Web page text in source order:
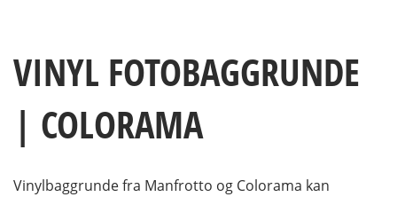
VINYL FOTOBAGGRUNDE
| COLORAMA
Vinylbaggrunde fra Manfrotto og Colorama kan